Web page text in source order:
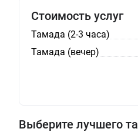
Стоимость услуг
Тамада (2-3 часа)
Тамада (вечер)
Выберите лучшего